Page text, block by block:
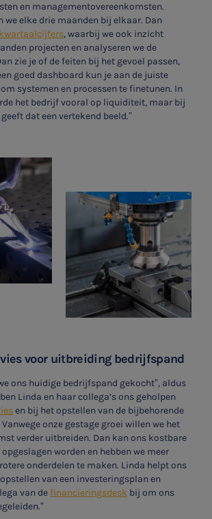
zoekterm
onderwerpen
en managementovereenkomsten.
we elke drie maanden bij elkaar. Dan
kwartaalcijfers, waarbij we ook inzicht
projecten en analyseren we de
zie je of de feiten bij het gevoel passen,
goed dashboard kun je aan de juiste
systemen en processen te finetunen. In
het bedrijf vooral op liquiditeit, maar bij
dat een vertekend beeld.”
voor uitbreiding bedrijfspand
ons huidige bedrijfspand gekocht”, aldus
Linda en haar collega’s ons geholpen
en bij het opstellen van de bijbehorende
onze gestage groei willen we het
verder uitbreiden. Dan kan ons kostbare
worden en hebben we meer
onderdelen te maken. Linda helpt ons
van een investeringsplan en
van definancieringsdesk bij om ons